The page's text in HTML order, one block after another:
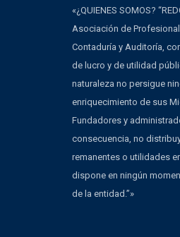
«¿QUIENES SOMOS?
Asociación de
Contaduría y Auditoría,
de lucro y de utilidad
naturaleza no persigue
enriquecimiento de sus
Fundadores y
consecuencia, no
remanentes o utilidades
dispone en ningún
de la entidad.”»